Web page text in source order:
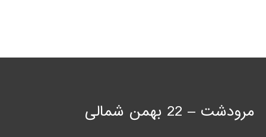
مرودشت – 22 بهمن شمالی